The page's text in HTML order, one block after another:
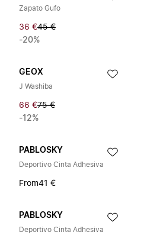
Zapato Gufo
36 €45 €
-20%
GEOX
J Washiba
66 €75 €
-12%
PABLOSKY
Deportivo Cinta Adhesiva
From41 €
PABLOSKY
Deportivo Cinta Adhesiva